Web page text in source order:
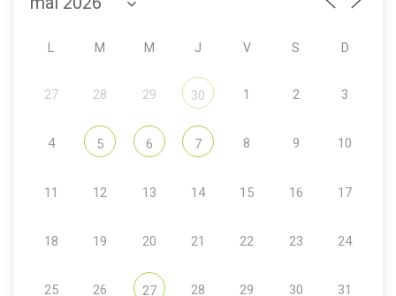
M M J V S D
27 28 29 30 1 2 3
4 5 6 7 8 9 10
11 12 13 14 15 16 17
18 19 20 21 22 23 24
25 26 27 28 29 30 31